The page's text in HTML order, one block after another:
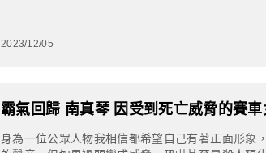
2023/12/05
霸氣回歸 南真琴 因受到死亡威脅的賽
身為一位公眾人物我相信都希望自己有著正面形象